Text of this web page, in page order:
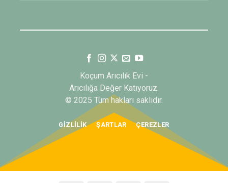
Koçum Arıcılık Evi -
Arıcılığa Değer Katıyoruz.
© 2025 Tüm hakları saklıdır.
GIZLILIK ŞARTLAR ÇEREZLER